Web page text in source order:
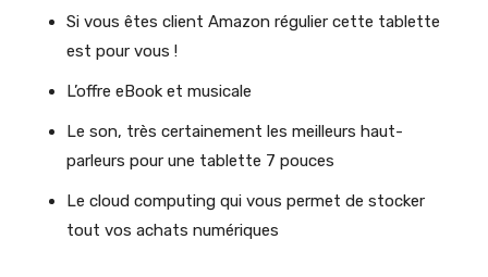
Si vous êtes client Amazon régulier cette tablette
est pour vous !
L’offre eBook et musicale
Le son, très certainement les meilleurs haut-
parleurs pour une tablette 7 pouces
Le cloud computing qui vous permet de stocker
tout vos achats numériques